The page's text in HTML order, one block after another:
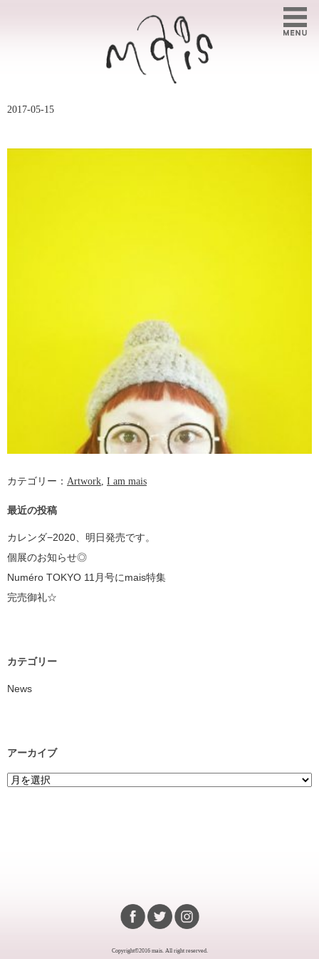
2017-05-15
カテゴリー： Artwork, I am mais
最近の投稿
カレンダ−2020、明日発売です。
個展のお知らせ◎
Numéro TOKYO 11月号にmais特集
完売御礼☆
カテゴリー
News
アーカイブ
Copyright©2016 mais. All right reserved.